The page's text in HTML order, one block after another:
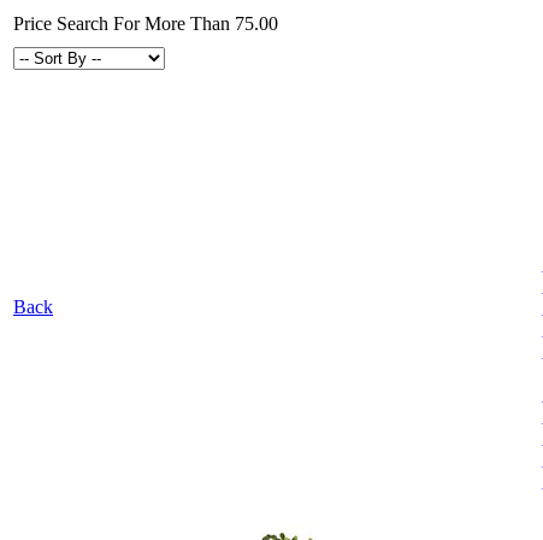
Price Search For More Than 75.00
Back